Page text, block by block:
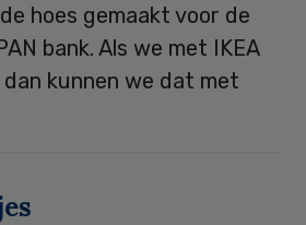
hoes gemaakt voor de
bank. Als we met IKEA
kunnen we dat met